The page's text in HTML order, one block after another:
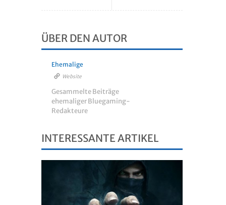
ÜBER DEN AUTOR
Ehemalige
Website
Gesammelte Beiträge
ehemaliger Bluegaming-
Redakteure
INTERESSANTE ARTIKEL